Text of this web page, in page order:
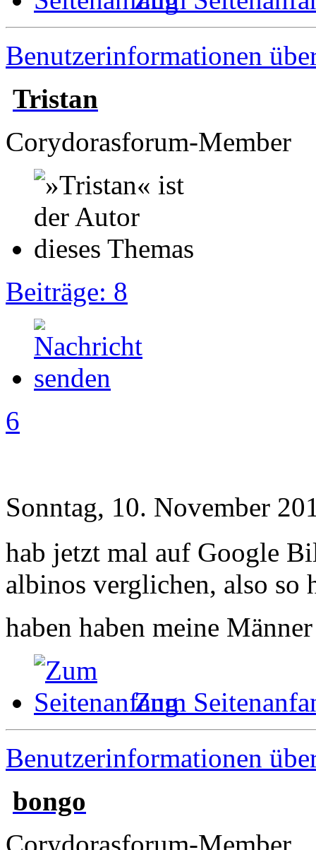
Benutzerinformationen
Tristan
Corydorasforum-Member
Beiträge: 8
6
Sonntag, 10. November
hab jetzt mal auf Google
albinos verglichen, also so
haben haben meine
Zum
Benutzerinformationen
bongo
Corydorasforum-Member